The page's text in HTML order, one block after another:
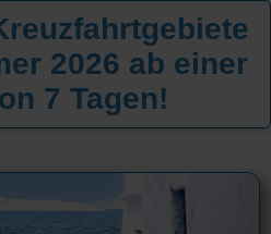
2026 ab einer
7 Tagen!